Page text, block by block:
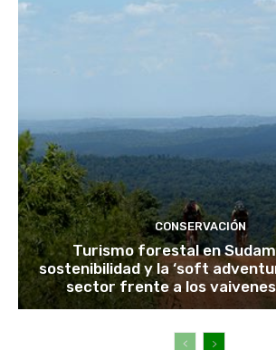
CONSERVACIÓN
Turismo forestal en
sostenibilidad y la ‘soft
sector frente a los